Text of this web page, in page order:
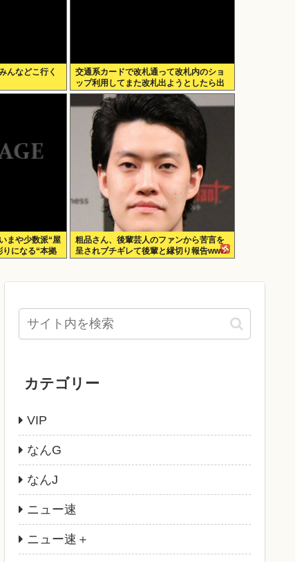
んなどこ行く
交通系カードで改札通って改札内のショ
ップ利用してまた改札出ようとしたら出
られなくてワロタ
まや少数派“屋
りになる“本拠
デメリット
粗品さん、後輩芸人のファンから苦言を
呈されブチギレて後輩と縁切り報告www
カテゴリー
VIP
なんG
なんJ
ニュー速
ニュー速＋